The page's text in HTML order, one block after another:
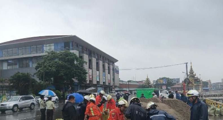
ဝန်မြစ်ရေသည် မိုးဇလ၏ ယနေ့ ဇူလိုင် ၁၃ ရက်နံ နက် ၈ နာရီအချိန်
တ်ပြန်ချက်အရ ငါးသိုင်းချောင်း မြို့၏ စိုးရိမ်ရေမှတ်အောက် ပေ
က်ခန့်တွင်ရောက်ရှိနေပြီး လာမည့် (၃၆)နာရီအတွင်း မြို့၏စိုးရိမ်
ေမှတ်သို့ရောက်ရှိနိုင်ကြောင်း သိရသည်။
ကြောင့် ငါးသိုင်းချောင်းမြို့ရှိ မြစ်ကမ်းအနီးနှင့် မြေနိမ့်ပိုင်းနေထိုင်
များအနေဖြင့် ကြိုတင်သတိပြုကြရန်နှင့် မြစ်ရေမြင့်တက်လာပါ
အချိန်မီရှောင်ရှားကြရန် မိုးဇလကသတိပေးနှိုးဆော်ထားကြောင်း
ရသည်။